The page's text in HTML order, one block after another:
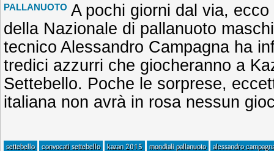
PALLANUOTO A pochi giorni dal via,
della Nazionale di pallanuoto
tecnico Alessandro Campagna ha
tredici azzurri che giocheranno a
Settebello. Poche le sorprese,
italiana non avrà in rosa nessun
settebello convocati settebello kazan 2015 mondiali pallanuoto
alessandro